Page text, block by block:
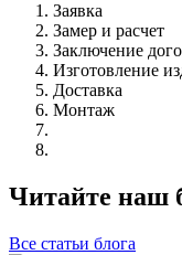
Заявка
Замер и расчет
Заключение
Изготовление
Доставка
Монтаж
Читайте наш
Все статьи блога